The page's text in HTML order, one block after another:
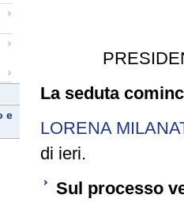
e
La seduta
LORENA
di ieri.
Sul processo